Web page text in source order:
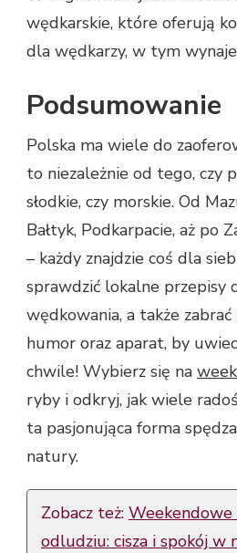
wędkarskie, które oferują
dla wędkarzy, w tym
Podsumowanie
Polska ma wiele do
to niezależnie od tego, czy
słodkie, czy morskie. Od
Bałtyk, Podkarpacie, aż po
– każdy znajdzie coś dla
sprawdzić lokalne przepisy
wędkowania, a także
humor oraz aparat, by
chwile! Wybierz się na
ryby i odkryj, jak wiele
ta pasjonująca forma
natury.
Zobacz też: Weekendowe
odludziu: cisza i spokój w